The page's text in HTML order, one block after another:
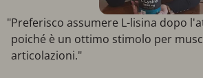
"Preferisco assumere L-lisina dopo
poiché è un ottimo stimolo per
articolazioni."